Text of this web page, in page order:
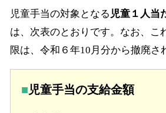
児童手当の対象となる 児童１人当
は、次表のとおりです。なお、こ
限は、令和６年10月分から撤廃さ
児童手当の支給金額